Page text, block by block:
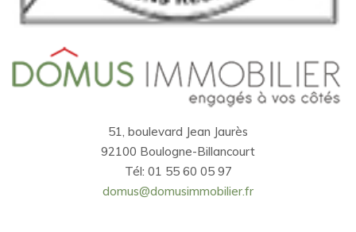
51, boulevard Jean Jaurès
92100 Boulogne-Billancourt
Tél: 01 55 60 05 97
domus@domusimmobilier.fr